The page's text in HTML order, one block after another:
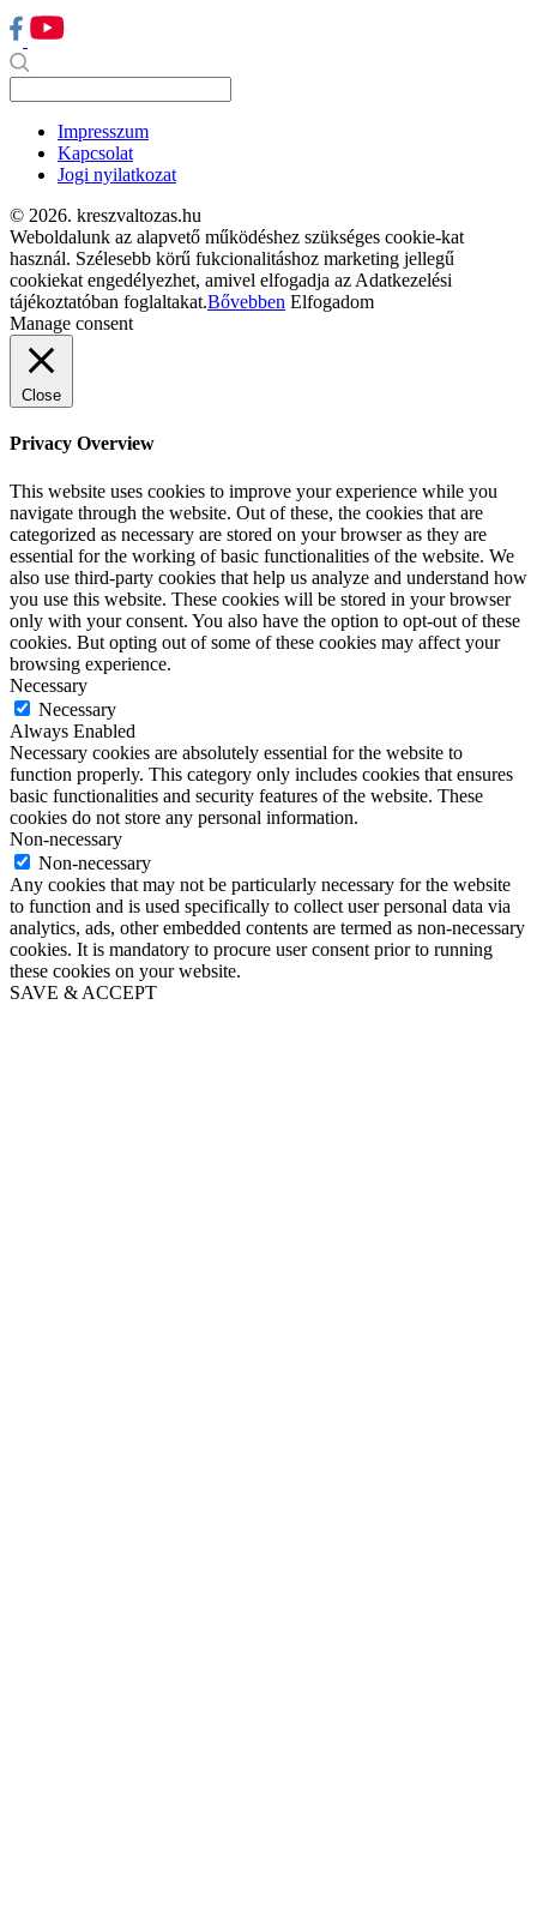
Impresszum
Kapcsolat
Jogi nyilatkozat
© 2026. kreszvaltozas.hu
Weboldalunk az alapvető működéshez szükséges cookie-kat
használ. Szélesebb körű fukcionalitáshoz marketing jellegű
cookiekat engedélyezhet, amivel elfogadja az Adatkezelési
tájékoztatóban foglaltakat.Bővebben Elfogadom
Manage consent
Close
Privacy Overview
This website uses cookies to improve your experience while you
navigate through the website. Out of these, the cookies that are
categorized as necessary are stored on your browser as they are
essential for the working of basic functionalities of the website. We
also use third-party cookies that help us analyze and understand how
you use this website. These cookies will be stored in your browser
only with your consent. You also have the option to opt-out of these
cookies. But opting out of some of these cookies may affect your
browsing experience.
Necessary
Necessary
Always Enabled
Necessary cookies are absolutely essential for the website to
function properly. This category only includes cookies that ensures
basic functionalities and security features of the website. These
cookies do not store any personal information.
Non-necessary
Non-necessary
Any cookies that may not be particularly necessary for the website
to function and is used specifically to collect user personal data via
analytics, ads, other embedded contents are termed as non-necessary
cookies. It is mandatory to procure user consent prior to running
these cookies on your website.
SAVE & ACCEPT